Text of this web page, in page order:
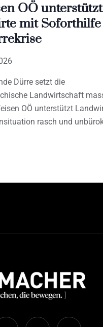
OÖ unterstützt
mit
Dürre setzt die
Landwirtschaft
OÖ unterstützt
rasch und